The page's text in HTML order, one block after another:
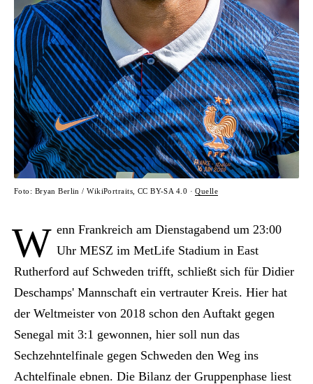
Foto: Bryan Berlin / WikiPortraits, CC BY-SA 4.0 ·Quelle
W enn Frankreich am Dienstagabend um 23:00
Uhr MESZ im MetLife Stadium in East
Rutherford auf Schweden trifft, schließt sich für Didier
Deschamps' Mannschaft ein vertrauter Kreis. Hier hat
der Weltmeister von 2018 schon den Auftakt gegen
Senegal mit 3:1 gewonnen, hier soll nun das
Sechzehntelfinale gegen Schweden den Weg ins
Achtelfinale ebnen. Die Bilanz der Gruppenphase liest